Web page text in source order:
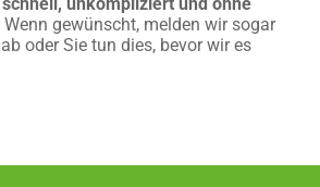
Wenn gewünscht, melden wir sogar
oder Sie tun dies, bevor wir es